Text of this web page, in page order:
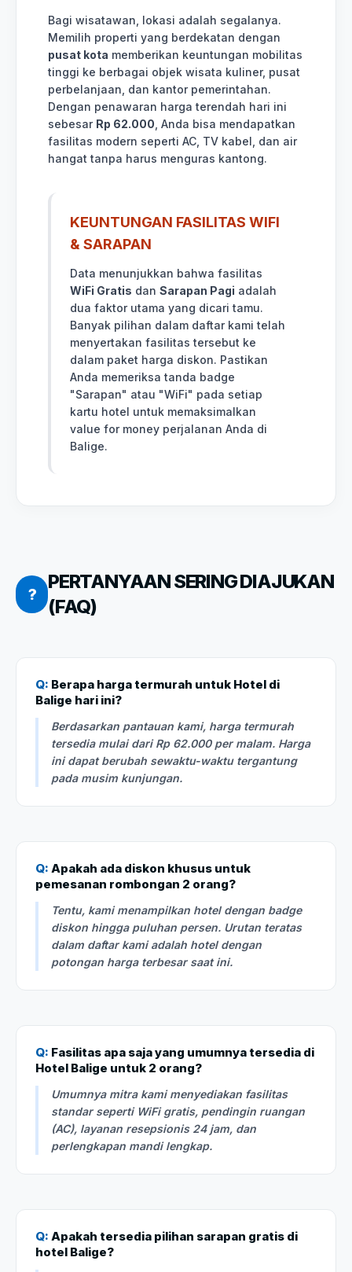
Bagi wisatawan, lokasi adalah segalanya.
Memilih properti yang berdekatan dengan
pusat kota memberikan keuntungan mobilitas
tinggi ke berbagai objek wisata kuliner, pusat
perbelanjaan, dan kantor pemerintahan.
Dengan penawaran harga terendah hari ini
sebesar Rp 62.000 , Anda bisa mendapatkan
fasilitas modern seperti AC, TV kabel, dan air
hangat tanpa harus menguras kantong.
KEUNTUNGAN FASILITAS WIFI
& SARAPAN
Data menunjukkan bahwa fasilitas
WiFi Gratis dan Sarapan Pagi adalah
dua faktor utama yang dicari tamu.
Banyak pilihan dalam daftar kami telah
menyertakan fasilitas tersebut ke
dalam paket harga diskon. Pastikan
Anda memeriksa tanda badge
"Sarapan" atau "WiFi" pada setiap
kartu hotel untuk memaksimalkan
value for money perjalanan Anda di
Balige.
?
PERTANYAAN SERING DIAJUKAN
(FAQ)
Q: Berapa harga termurah untuk Hotel di
Balige hari ini?
Berdasarkan pantauan kami, harga termurah
tersedia mulai dari Rp 62.000 per malam. Harga
ini dapat berubah sewaktu-waktu tergantung
pada musim kunjungan.
Q: Apakah ada diskon khusus untuk
pemesanan rombongan 2 orang?
Tentu, kami menampilkan hotel dengan badge
diskon hingga puluhan persen. Urutan teratas
dalam daftar kami adalah hotel dengan
potongan harga terbesar saat ini.
Q: Fasilitas apa saja yang umumnya tersedia di
Hotel Balige untuk 2 orang?
Umumnya mitra kami menyediakan fasilitas
standar seperti WiFi gratis, pendingin ruangan
(AC), layanan resepsionis 24 jam, dan
perlengkapan mandi lengkap.
Q: Apakah tersedia pilihan sarapan gratis di
hotel Balige?